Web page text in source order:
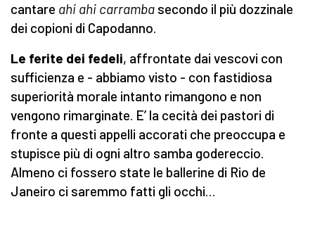
cantare ahi ahi carramba secondo il più dozzinale
dei copioni di Capodanno.
Le ferite dei fedeli, affrontate dai vescovi con
sufficienza e - abbiamo visto - con fastidiosa
superiorità morale intanto rimangono e non
vengono rimarginate. E’ la cecità dei pastori di
fronte a questi appelli accorati che preoccupa e
stupisce più di ogni altro samba godereccio.
Almeno ci fossero state le ballerine di Rio de
Janeiro ci saremmo fatti gli occhi…